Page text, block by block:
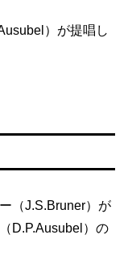
）が提唱し
（J.S.Bruner）が
D.P.Ausubel）の